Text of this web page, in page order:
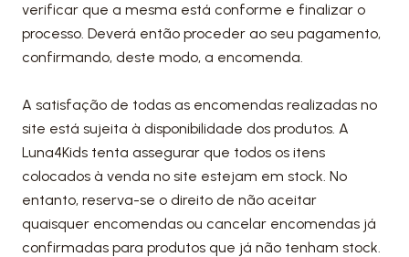
verificar que a mesma está conforme e finalizar o
processo. Deverá então proceder ao seu pagamento,
confirmando, deste modo, a encomenda.
A satisfação de todas as encomendas realizadas no
site está sujeita à disponibilidade dos produtos. A
Luna4Kids tenta assegurar que todos os itens
colocados à venda no site estejam em stock. No
entanto, reserva-se o direito de não aceitar
quaisquer encomendas ou cancelar encomendas já
confirmadas para produtos que já não tenham stock.